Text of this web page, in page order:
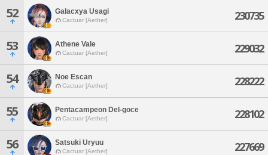
52 Galacxya Usagi
Cactuar [Aether] 230735
53 Athene Vale
Cactuar [Aether] 229032
54 Noe Escan
Cactuar [Aether] 228222
55 Pentacampeon Del-goce
Cactuar [Aether] 228102
56 Satsuki Uryuu
Cactuar [Aether] 227669